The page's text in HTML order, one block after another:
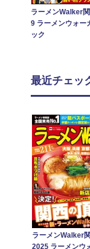
ラーメンWalker
9 ラーメンウォー
ック
最近チェッ
ラーメンWalker
2025 ラーメンウ